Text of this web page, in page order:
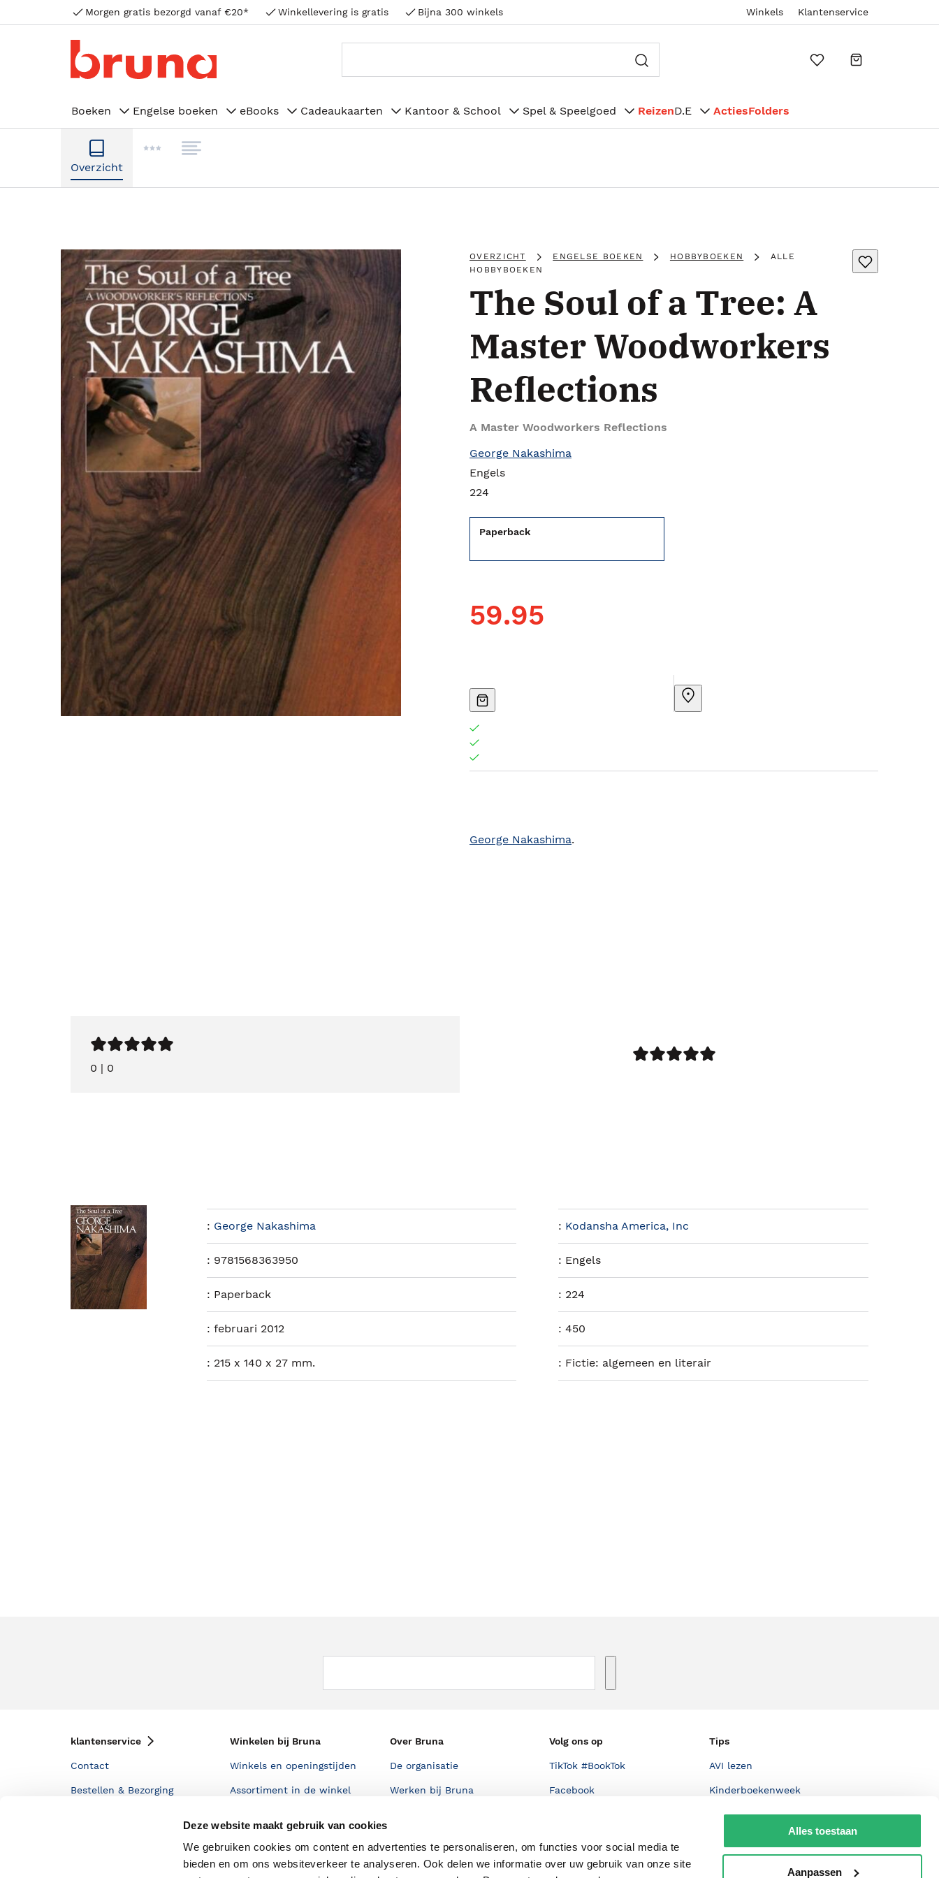
Deze website maakt gebruik van cookies
We gebruiken cookies om content en advertenties te personaliseren, om functies voor social media te
bieden en om ons websiteverkeer te analyseren. Ook delen we informatie over uw gebruik van onze site
Alles toestaan
Aanpassen
Morgen gratis bezorgd vanaf €20* Winkellevering is gratis Bijna 300 winkels Winkels Klantenservice
Boeken Engelse boeken eBooks Cadeaukaarten Kantoor & School Spel & Speelgoed ReizenD.E ActiesFolders
Overzicht
OVERZICHT ENGELSE BOEKEN HOBBYBOEKEN
ALLE
HOBBYBOEKEN
The Soul of a Tree: A
Master Woodworkers
Reflections
A Master Woodworkers Reflections
George Nakashima
Engels
224
Paperback
59.95
George Nakashima.
0 | 0
: George Nakashima : Kodansha America, Inc
: 9781568363950 : Engels
: Paperback : 224
: februari 2012 :450
: 215 x 140 x 27 mm. : Fictie: algemeen en literair
klantenservice
Contact
Bestellen & Bezorging
Winkelen bij Bruna
Winkels en openingstijden
Assortiment in de winkel
Staatsloterij
Over Bruna
De organisatie
Werken bij Bruna
Responsible Disclosure
Volg ons op
TikTok #BookTok
Facebook
Tips
AVI lezen
Kinderboekenweek
Boekenbon